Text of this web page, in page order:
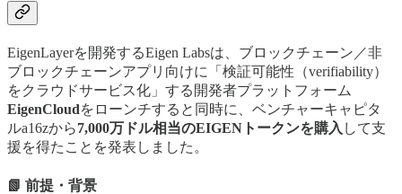
EigenLayerを開発するEigen Labsは、ブロックチェーン／非
ブロックチェーンアプリ向けに「検証可能性（verifiability）
をクラウドサービス化」する開発者プラットフォーム
EigenCloudをローンチすると同時に、ベンチャーキャピタ
ルa16zから7,000万ドル相当のEIGENトークンを購入 して支
援を得たことを発表しました。
📗 前提・背景